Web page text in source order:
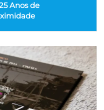
Anos de